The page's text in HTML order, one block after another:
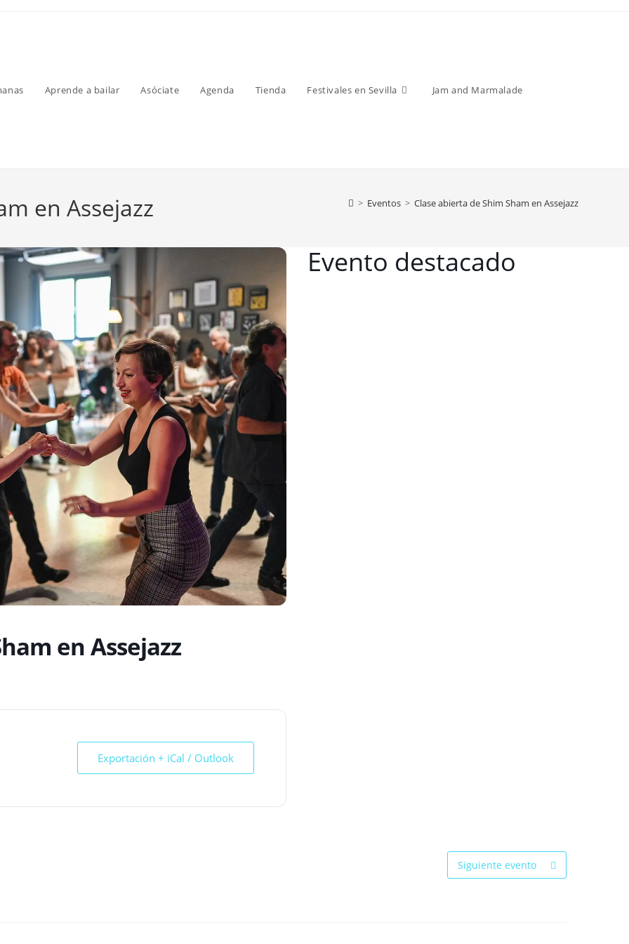
Aprende a bailar Asóciate Agenda Tienda Festivales en Sevilla Jam and Marmalade
en Assejazz > Eventos > Clase abierta de Shim Sham en Assejazz
en Assejazz
Exportación + iCal / Outlook
Evento destacado
Siguiente evento